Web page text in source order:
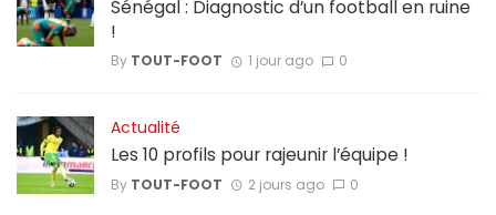
Sénégal : Diagnostic d’un football en ruine
!
By TOUT-FOOT 1 jour ago 0
Actualité
Les 10 profils pour rajeunir l’équipe !
By TOUT-FOOT 2 jours ago 0